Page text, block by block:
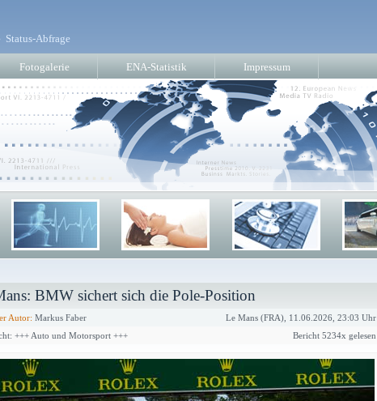
Status-Abfrage
Fotogalerie ENA-Statistik Impressum
BMW sichert sich die Pole-Position
Autor: Markus Faber
Le Mans (FRA), 11.06.2026, 23:03 Uhr
+++ Auto und Motorsport +++
Bericht 5234x gelesen